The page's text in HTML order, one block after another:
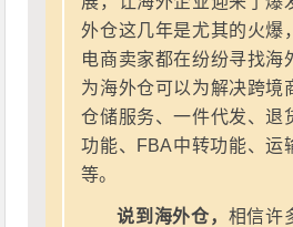
外仓这几年是尤其的火爆
电商卖家都在纷纷寻找海
为海外仓可以为解决跨境
仓储服务、一件代发、退
功能、FBA中转功能、运
等。
说到海外仓， 相信许